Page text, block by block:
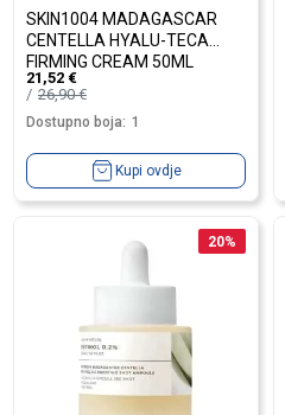
SKIN1004 MADAGASCAR
CENTELLA HYALU-TECA
FIRMING CREAM 50ML
21,52 €
26,90€
Dostupno boja: 1
Kupi ovdje
20%